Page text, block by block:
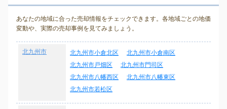
あなたの地域に合った売却情報をチェックできます。各地域ごとの地価
変動や、実際の売却事例を見てみましょう。
北九州市 北九州市小倉北区
北九州市小倉南区
北九州市戸畑区
北九州市門司区
北九州市八幡西区
北九州市八幡東区
北九州市若松区